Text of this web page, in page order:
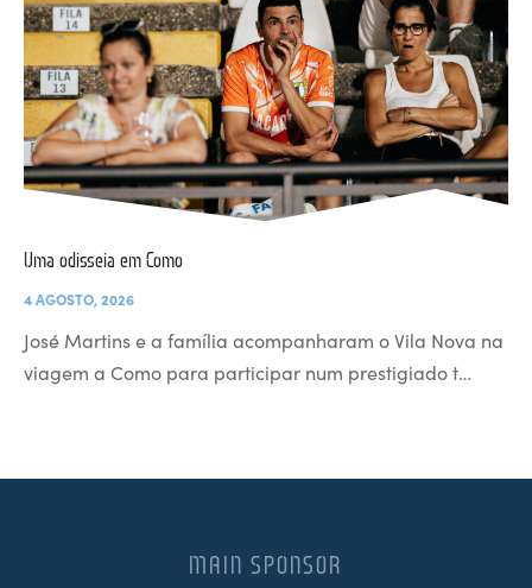
Uma odisseia em Como
4 AGOSTO, 2026
José Martins e a família acompanharam o Vila Nova na
viagem a Como para participar num prestigiado t…
MAIN SPONSOR